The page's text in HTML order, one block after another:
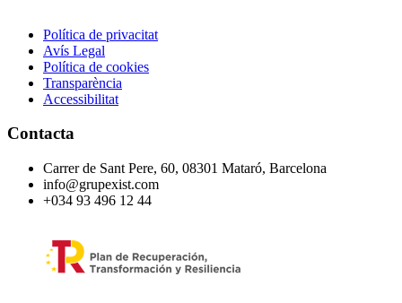
Política de privacitat
Avís Legal
Política de cookies
Transparència
Accessibilitat
Contacta
Carrer de Sant Pere, 60, 08301 Mataró, Barcelona
info@grupexist.com
+034 93 496 12 44